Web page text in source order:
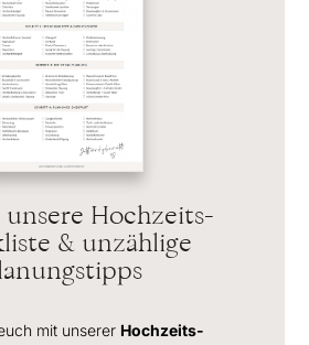
Hochzeits-
& unzählige
mit unserer Hochzeits-